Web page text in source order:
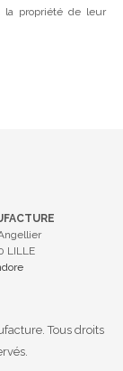
la propriété de leur
LILLE
Tous droits